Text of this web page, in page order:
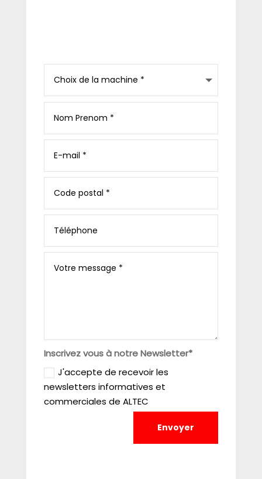
Inscrivez vous à notre Newsletter*
J'accepte de recevoir les
newsletters informatives et
commerciales de ALTEC
Envoyer